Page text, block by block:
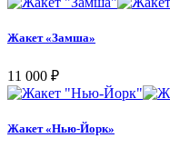
Жакет «Замша»
11 000 ₽
Жакет «Нью-Йорк»